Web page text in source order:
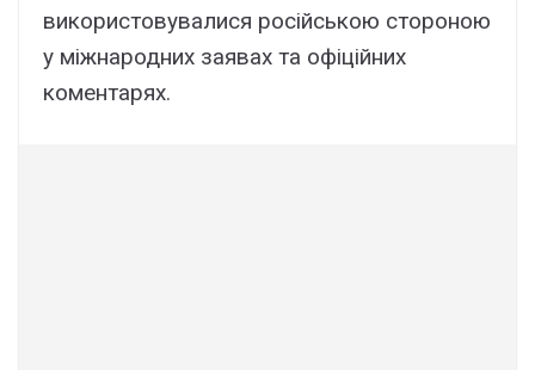
використовувалися російською стороною
у міжнародних заявах та офіційних
коментарях.